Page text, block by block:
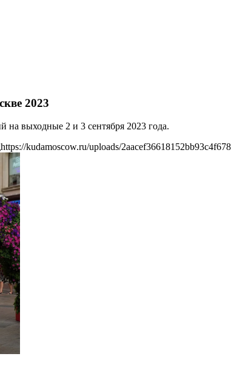
2023
на выходные 2 и 3 сентября 2023 года.
https://kudamoscow.ru/uploads/